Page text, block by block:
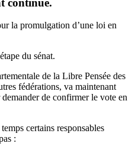
la promulgation d’une loi en
du sénat.
de la Libre Pensée des
fédérations, va maintenant
demander de confirmer le vote en
certains responsables
: